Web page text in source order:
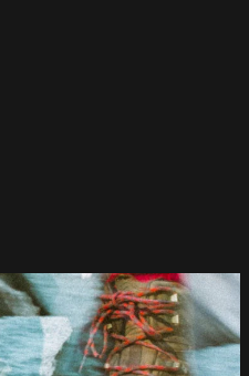
sko og andre gode ting